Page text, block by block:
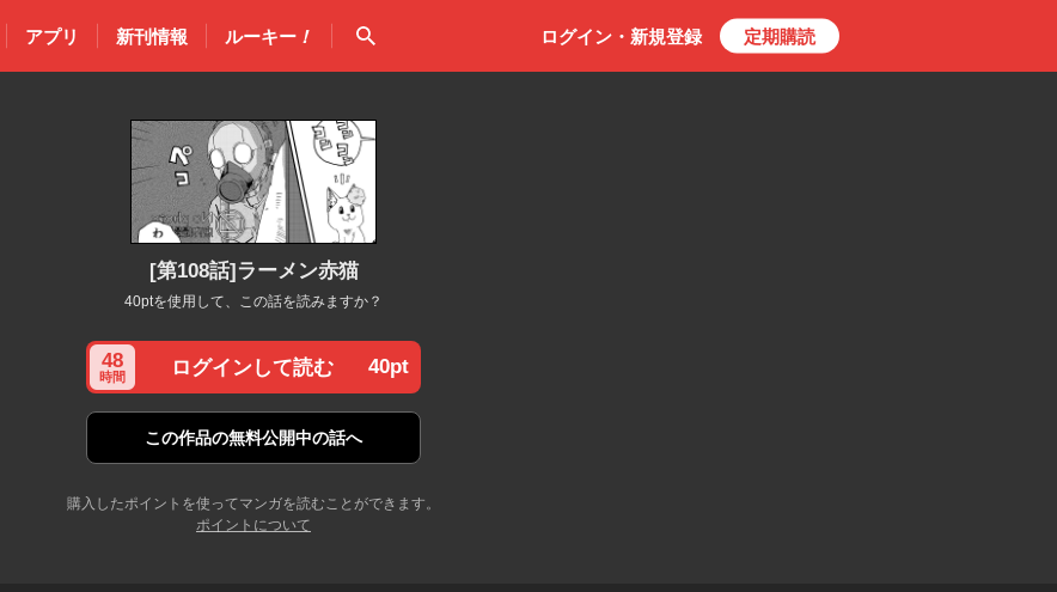
アプリ 新刊情報 ルーキー！ 検索 ログイン・ 新規登録 定期購読
[第108話]ラーメン赤猫
40ptを使用して、この話を読みますか？
48
時間 ログインして読む 40pt
この作品の無料公開中の話へ
購入したポイントを使ってマンガを読むことができます。
ポイントについて